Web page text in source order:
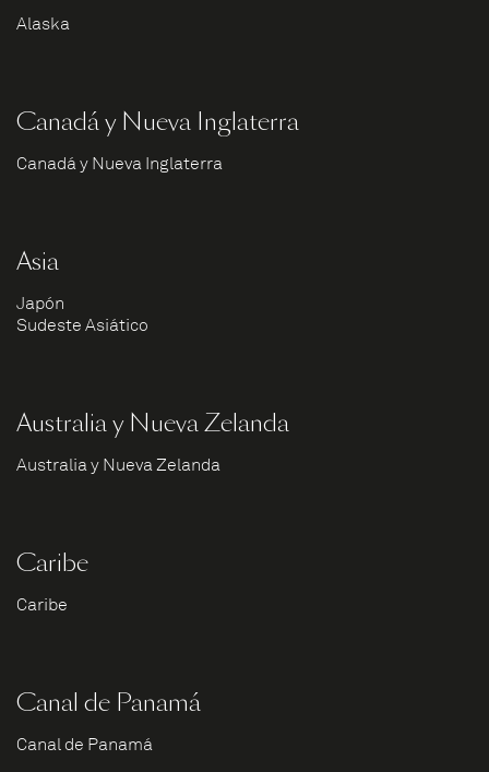
Alaska
Canadá y Nueva Inglaterra
Canadá y Nueva Inglaterra
Asia
Japón
Sudeste Asiático
Australia y Nueva Zelanda
Australia y Nueva Zelanda
Caribe
Caribe
Canal de Panamá
Canal de Panamá